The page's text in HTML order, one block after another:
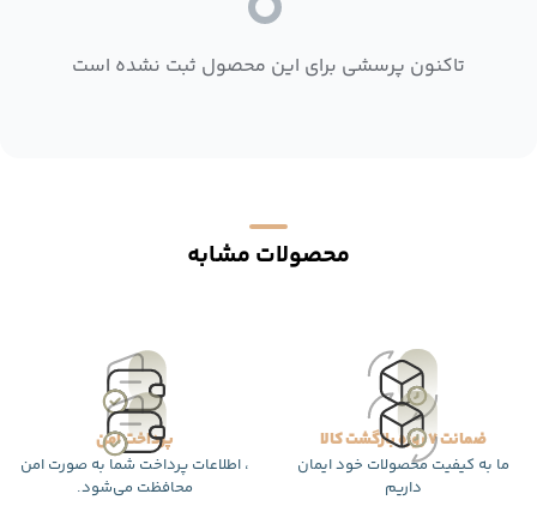
تاکنون پرسشی برای این محصول ثبت نشده است
محصولات مشابه
ضمانت 7 روزه بازگشت کالا
ما به کیفیت محصولات خود ایمان
داریم
پرداخت امن
، اطلاعات پرداخت شما به صورت امن
محافظت می‌شود.